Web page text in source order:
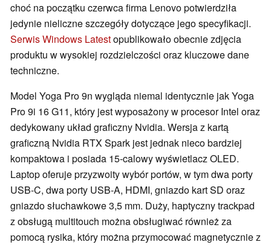
choć na początku czerwca firma Lenovo potwierdziła
jedynie nieliczne szczegóły dotyczące jego specyfikacji.
Serwis Windows Latestopublikowało obecnie zdjęcia
produktu w wysokiej rozdzielczości oraz kluczowe dane
techniczne.
Model Yoga Pro 9n wygląda niemal identycznie jak Yoga
Pro 9i 16 G11, który jest wyposażony w procesor Intel oraz
dedykowany układ graficzny Nvidia. Wersja z kartą
graficzną Nvidia RTX Spark jest jednak nieco bardziej
kompaktowa i posiada 15-calowy wyświetlacz OLED.
Laptop oferuje przyzwoity wybór portów, w tym dwa porty
USB-C, dwa porty USB-A, HDMI, gniazdo kart SD oraz
gniazdo słuchawkowe 3,5 mm. Duży, haptyczny trackpad
z obsługą multitouch można obsługiwać również za
pomocą rysika, który można przymocować magnetycznie z